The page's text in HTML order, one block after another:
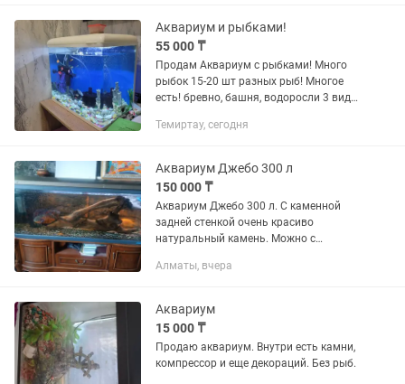
ценителей аквариумистики, готовый...
Аквариум и рыбками!
55 000 ₸
Продам Аквариум с рыбками! Много
рыбок 15-20 шт разных рыб! Многое
есть! бревно, башня, водоросли 3 вида,
в комплекте! Продам все вместе! По
Темиртау, сегодня
Аквариум Джебо 300 л
150 000 ₸
Аквариум Джебо 300 л. С каменной
задней стенкой очень красиво
натуральный камень. Можно с
полиптеруссы. 150 т.тенге. рыб можно
Алматы, вчера
Аквариум
15 000 ₸
Продаю аквариум. Внутри есть камни,
компрессор и еще декораций. Без рыб.